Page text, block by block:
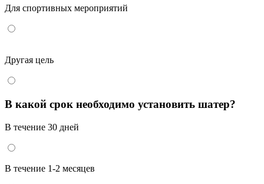
Для спортивных мероприятий
Другая цель
В какой срок необходимо установить шатер?
В течение 30 дней
В течение 1-2 месяцев